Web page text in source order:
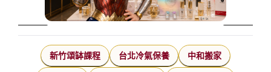
新竹頌缽課程 台北冷氣保養 中和搬家